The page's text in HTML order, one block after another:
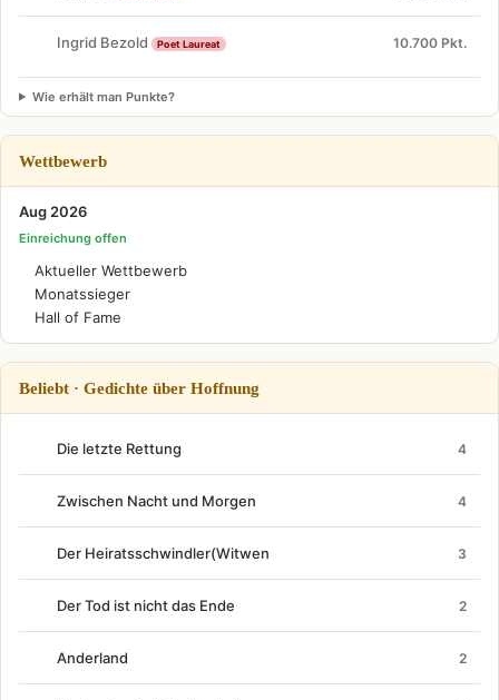
Ingrid Bezold Poet Laureat 10.700 Pkt.
Wie erhält man Punkte?
Wettbewerb
Aug 2026
Einreichung offen
Aktueller Wettbewerb
Monatssieger
Hall of Fame
Beliebt · Gedichte über Hoffnung
Die letzte Rettung 4
Zwischen Nacht und Morgen 4
Der Heiratsschwindler(Witwen 3
Der Tod ist nicht das Ende 2
Anderland 2